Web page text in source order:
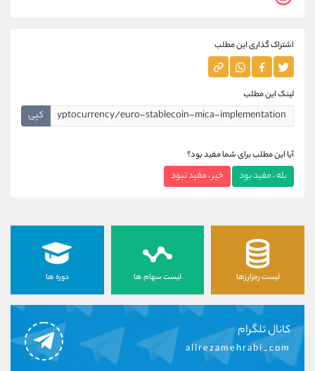
اشتراک گذاری این مطلب
لینک این مطلب
کپی
آیا این مطلب برای شما مفید بود؟
بله ، مفید بود خیر ، مفید نبود
لیست رمزارزها لیست سهام ها دوره ها
کانال تلگرام
alirezamehrabi_com